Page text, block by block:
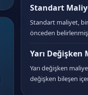
Standart
Standart maliyet,
önceden
Yarı Değişken
Yarı değişken
değişken bileşen